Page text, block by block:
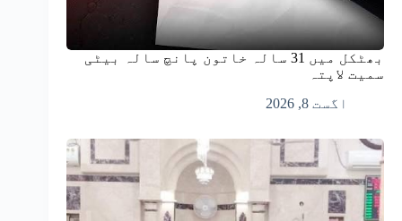
بھٹکل میں 31 سالہ خاتون پانچ سالہ بیٹی
سمیت لاپتہ
اگست 8, 2026